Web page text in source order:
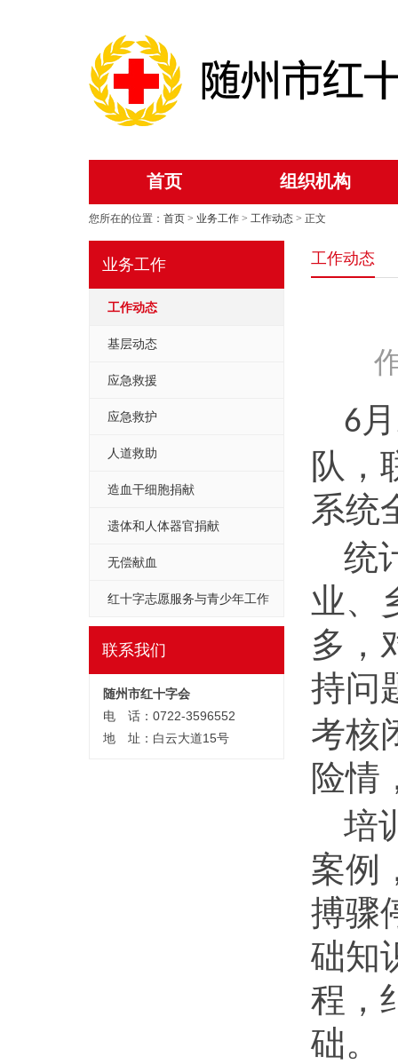
首页 组织机构
您所在的位置： 首页 > 业务工作 > 工作动态 > 正文
业务工作
工作动态
基层动态
应急救援
应急救护
人道救助
造血干细胞捐献
遗体和人体器官捐献
无偿献血
红十字志愿服务与青少年工作
联系我们
随州市红十字会
电 话：0722-3596552
地 址：白云大道15号
工作动态
6月
队，
系统
统
业、
多，
持问
考核
险情
培
案例
搏骤
础知
程，
础。